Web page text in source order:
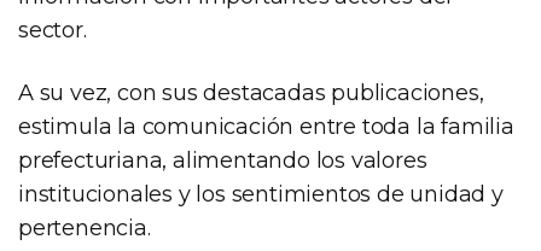
sector.
A su vez, con sus destacadas publicaciones,
estimula la comunicación entre toda la familia
prefecturiana, alimentando los valores
institucionales y los sentimientos de unidad y
pertenencia.